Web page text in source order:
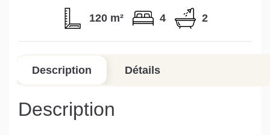
120 m² 4 2
Description Détails
Description